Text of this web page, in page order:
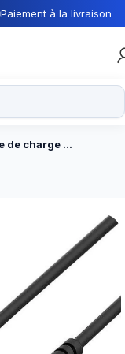
Paiement à la livraison
Cable de charge rapide USB type-C / USB Type-C 1.5 M – ICONIX